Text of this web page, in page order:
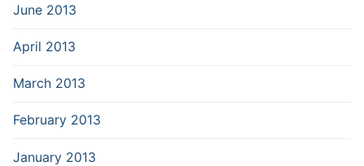
June 2013
April 2013
March 2013
February 2013
January 2013